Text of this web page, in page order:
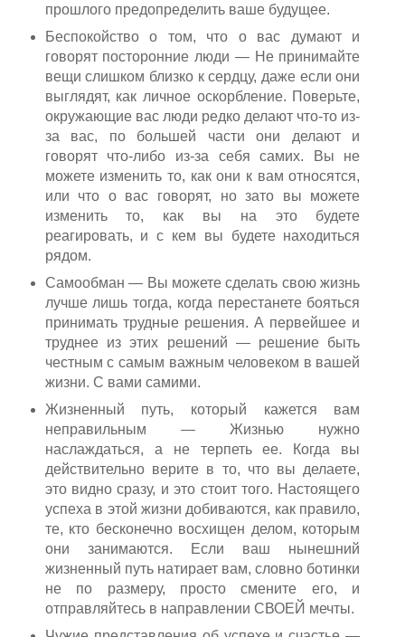
прошлого предопределить ваше будущее.
Беспокойство о том, что о вас думают и
говорят посторонние люди — Не принимайте
вещи слишком близко к сердцу, даже если они
выглядят, как личное оскорбление. Поверьте,
окружающие вас люди редко делают что-то из-
за вас, по большей части они делают и
говорят что-либо из-за себя самих. Вы не
можете изменить то, как они к вам относятся,
или что о вас говорят, но зато вы можете
изменить то, как вы на это будете
реагировать, и с кем вы будете находиться
рядом.
Самообман — Вы можете сделать свою жизнь
лучше лишь тогда, когда перестанете бояться
принимать трудные решения. А первейшее и
труднее из этих решений — решение быть
честным с самым важным человеком в вашей
жизни. С вами самими.
Жизненный путь, который кажется вам
неправильным — Жизнью нужно
наслаждаться, а не терпеть ее. Когда вы
действительно верите в то, что вы делаете,
это видно сразу, и это стоит того. Настоящего
успеха в этой жизни добиваются, как правило,
те, кто бесконечно восхищен делом, которым
они занимаются. Если ваш нынешний
жизненный путь натирает вам, словно ботинки
не по размеру, просто смените его, и
отправляйтесь в направлении СВОЕЙ мечты.